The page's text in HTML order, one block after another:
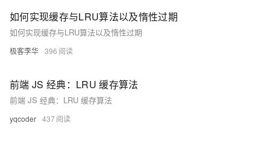
如何实现缓存与LRU算法以及惰性过期
如何实现缓存与LRU算法以及惰性过期
极客李华 396
前端 JS 经典：LRU 缓存算法
前端 JS 经典：LRU 缓存算法
yqcoder 437